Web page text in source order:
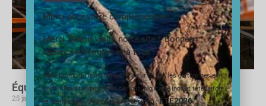
Équipement France
25 janvier 2023
Aucun commentaire
Merci pour votre compréhension
Merci d’avoir visité notre site ! Bonnes
vacances à toutes et à tous !
Code promo du mois d’aout 10% sur toutes les cartouches et
porte filtre standard (hors cartons, big, carte inox et tête laiton
et stérilisateur UV et ses accessoires) :ÉTÉ2026